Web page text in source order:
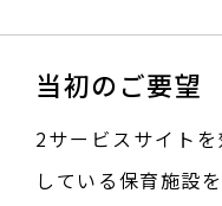
当初のご要望
2サービスサイト
している保育施設